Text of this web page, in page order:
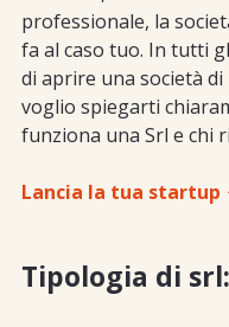
professionale, la
fa al caso tuo. In tutti
di aprire una società
voglio spiegarti
funziona una Srl e chi
Lancia la tua startup
Tipologia di